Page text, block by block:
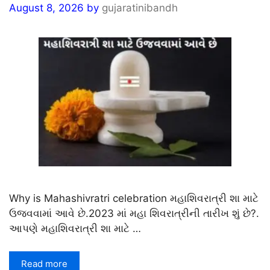
August 8, 2026 by gujaratinibandh
Why is Mahashivratri celebration મહાશિવરાત્રી શા માટે
ઉજવવામાં આવે છે.2023 માં મહા શિવરાત્રીની તારીખ શું છે?.
આપણે મહાશિવરાત્રી શા માટે …
Read more